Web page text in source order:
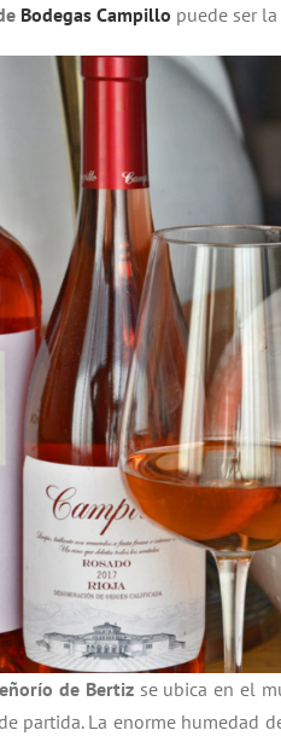
Bodegas Campillo puede ser
de Bertizse ubica en el
partida. La enorme humedad